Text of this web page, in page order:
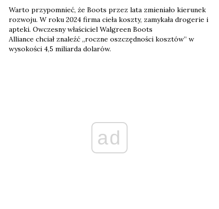
Warto przypomnieć, że Boots przez lata zmieniało kierunek
rozwoju. W roku 2024 firma cieła koszty, zamykała drogerie i
apteki. Owczesny właściciel Walgreen Boots
Alliance chciał znaleźć „roczne oszczędności kosztów” w
wysokości 4,5 miliarda dolarów.
ad